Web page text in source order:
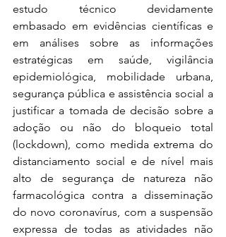
estudo técnico devidamente
embasado em evidências científicas e
em análises sobre as informações
estratégicas em saúde, vigilância
epidemiológica, mobilidade urbana,
segurança pública e assistência social a
justificar a tomada de decisão sobre a
adoção ou não do bloqueio total
(lockdown), como medida extrema do
distanciamento social e de nível mais
alto de segurança de natureza não
farmacológica contra a disseminação
do novo coronavírus, com a suspensão
expressa de todas as atividades não